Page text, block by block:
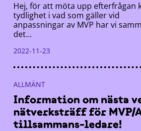
Hej, för att möta upp efterfrågan
tydlighet i vad som gäller vid
anpassningar av MVP har vi
det...
2022-11-23
ALLMÄNT
Information om nästa
nätverksträff för MVP/
tillsammans-ledare!